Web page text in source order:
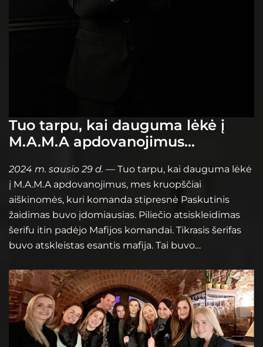
Tuo tarpu, kai dauguma lėkė į
M.A.M.A apdovanojimus…
2024 m. sausio 29 d. — Tuo tarpu, kai dauguma lėkė
į M.A.M.A apdovanojimus, mes kruopščiai
aiškinomės, kuri komanda stipresnė Paskutinis
žaidimas buvo įdomiausias. Piliečio atsiskleidimas
šerifu itin padėjo Mafijos komandai. Tikrasis šerifas
buvo atskleistas esantis mafija. Tai buvo…